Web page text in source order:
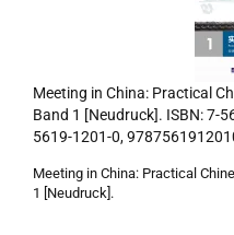
Meeting in China: Practical
Band 1 [Neudruck]. ISBN: 7-
5619-1201-0,
Meeting in China: Practical
1 [Neudruck].